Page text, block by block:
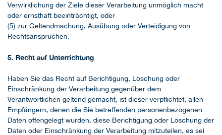
Verwirklichung der Ziele dieser Verarbeitung unmöglich macht
oder ernsthaft beeinträchtigt, oder
(5) zur Geltendmachung, Ausübung oder Verteidigung von
Rechtsansprüchen.
5. Recht auf Unterrichtung
Haben Sie das Recht auf Berichtigung, Löschung oder
Einschränkung der Verarbeitung gegenüber dem
Verantwortlichen geltend gemacht, ist dieser verpflichtet, allen
Empfängern, denen die Sie betreffenden personenbezogenen
Daten offengelegt wurden, diese Berichtigung oder Löschung der
Daten oder Einschränkung der Verarbeitung mitzuteilen, es sei